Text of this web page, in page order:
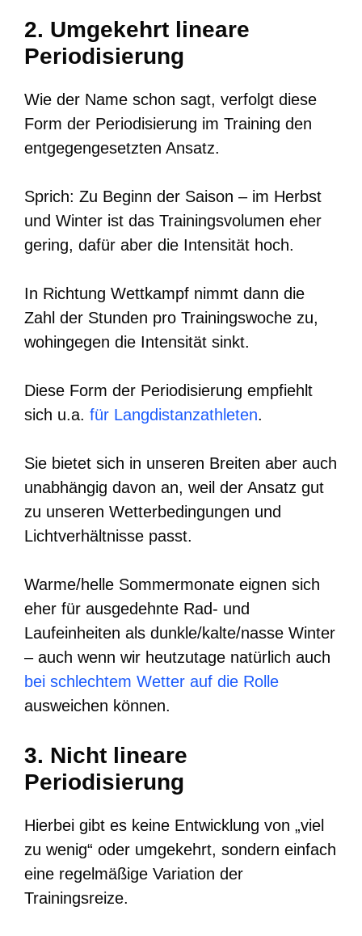
2. Umgekehrt lineare
Periodisierung
Wie der Name schon sagt, verfolgt diese
Form der Periodisierung im Training den
entgegengesetzten Ansatz.
Sprich: Zu Beginn der Saison – im Herbst
und Winter ist das Trainingsvolumen eher
gering, dafür aber die Intensität hoch.
In Richtung Wettkampf nimmt dann die
Zahl der Stunden pro Trainingswoche zu,
wohingegen die Intensität sinkt.
Diese Form der Periodisierung empfiehlt
sich u.a. für Langdistanzathleten.
Sie bietet sich in unseren Breiten aber auch
unabhängig davon an, weil der Ansatz gut
zu unseren Wetterbedingungen und
Lichtverhältnisse passt.
Warme/helle Sommermonate eignen sich
eher für ausgedehnte Rad- und
Laufeinheiten als dunkle/kalte/nasse Winter
– auch wenn wir heutzutage natürlich auch
bei schlechtem Wetter auf die Rolle
ausweichen können.
3. Nicht lineare
Periodisierung
Hierbei gibt es keine Entwicklung von „viel
zu wenig“ oder umgekehrt, sondern einfach
eine regelmäßige Variation der
Trainingsreize.